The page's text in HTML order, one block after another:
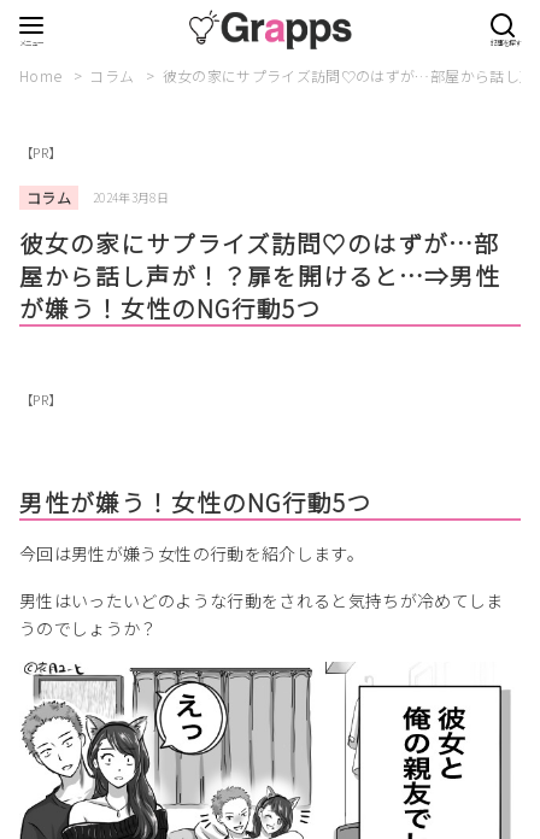
Home コラム 彼女の家にサプライズ訪問♡のはずが…部屋から話し
【PR】
コラム 2024年3月8日
彼女の家にサプライズ訪問♡のはずが…部
屋から話し声が！？扉を開けると…⇒男性
が嫌う！女性のNG行動5つ
【PR】
男性が嫌う！女性のNG行動5つ
今回は男性が嫌う女性の行動を紹介します。
男性はいったいどのような行動をされると気持ちが冷めてしま
うのでしょうか？